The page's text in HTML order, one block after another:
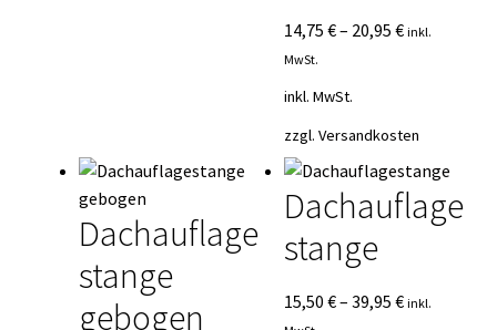
14,75€– 20,95€ inkl.
MwSt.
inkl. MwSt.
zzgl.Versandkosten
Dachauflage
stange
gebogen
Dachauflage
stange
15,50€–39,95€ inkl.